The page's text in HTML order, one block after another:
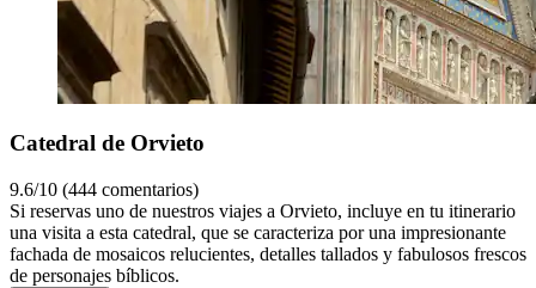
Catedral de Orvieto
9.6/10 (444 comentarios)
Si reservas uno de nuestros viajes a Orvieto, incluye en tu itinerario
una visita a esta catedral, que se caracteriza por una impresionante
fachada de mosaicos relucientes, detalles tallados y fabulosos frescos
de personajes bíblicos.